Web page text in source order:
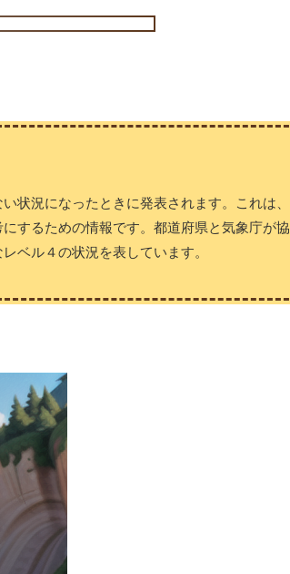
状況になったときに発表されます。これは、
するための情報です。都道府県と気象庁が協
ベル４の状況を表しています。